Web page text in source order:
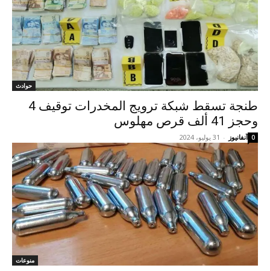
حوادث
طنجة تسقط شبكة ترويج المخدرات توقيف 4
وحجز 41 ألف قرص مهلوس
آنفانيوز - 31 يوليو، 2024 0
منوعات